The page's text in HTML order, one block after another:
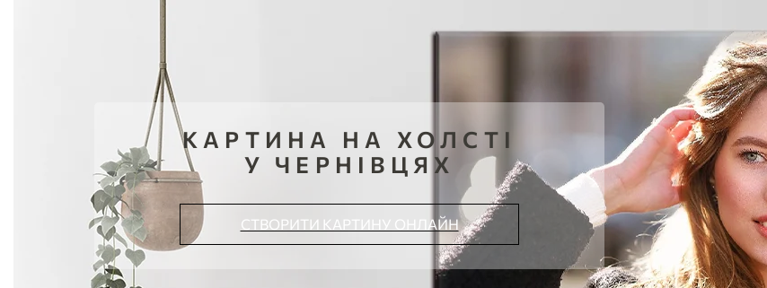
КАРТИНА НА ХОЛСТІ
У ЧЕРНІВЦЯХ
СТВОРИТИ КАРТИНУ ОНЛАЙН